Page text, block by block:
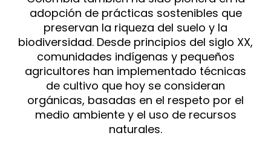
adopción de prácticas sostenibles que
preservan la riqueza del suelo y la
biodiversidad. Desde principios del siglo XX,
comunidades indígenas y pequeños
agricultores han implementado técnicas
de cultivo que hoy se consideran
orgánicas, basadas en el respeto por el
medio ambiente y el uso de recursos
naturales.